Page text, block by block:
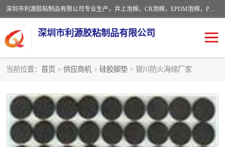
深圳市利源胶粘制品有限公司专业生产，井上泡棉，CR泡棉，EPDM泡棉，PORON泡棉厚度剖切，公差正负0.1mm，硅胶条，脚垫，异形一次成型，雕刻EVA海绵；包装材料:精密仪器、医疗器具、运输时缓冲、防震材料。建筑:住房装潢材料、房屋门窗密封；轻便、强韧性：轻便并且具有较强的韧性，良好的耐油性与耐溶剂性。隔热性：导热性低具有优越的保温性，具有的回弹性。
深圳市利源胶粘制品有限公司
当前位置： 首页 > 供应商机 > 硅胶脚垫 > 银川防火海绵厂家
PORON泡棉 防火海绵
EVA珍珠棉异形 硅胶脚垫